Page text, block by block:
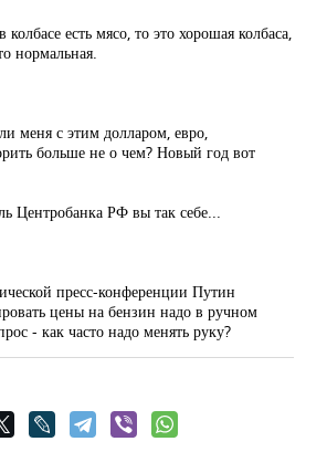
есть мясо, то это хорошая колбаса,
нормальная.
меня с этим долларом, евро,
больше не о чем? Новый год вот
Центробанка РФ вы так себе...
пресс-конференции Путин
цены на бензин надо в ручном
- как часто надо менять руку?